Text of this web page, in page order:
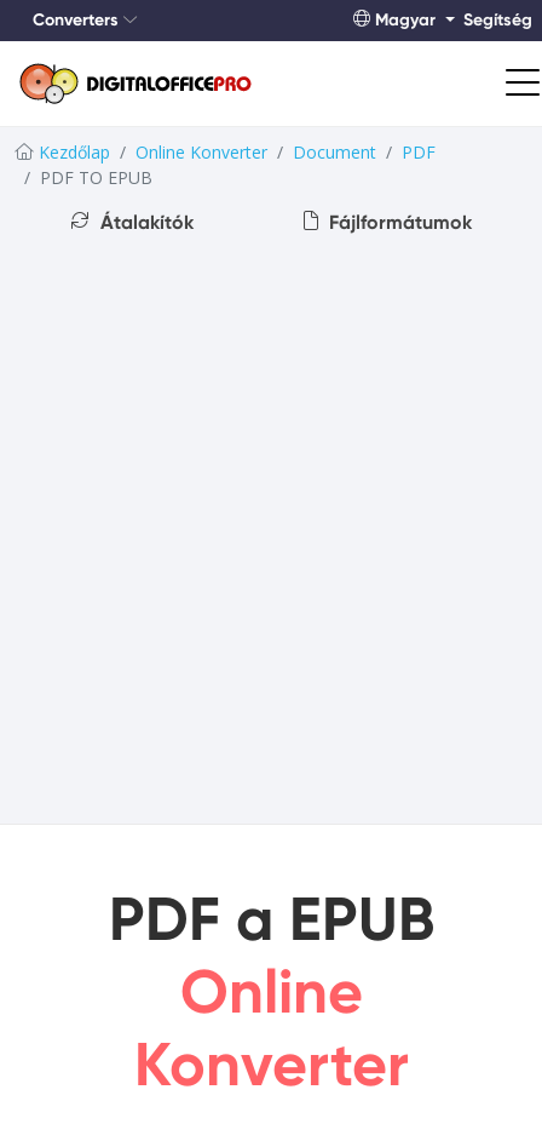
Converters Magyar Segítség
Kezdőlap Online Konverter Document
PDF
PDF TO EPUB
Átalakítók
Fájlformátumok
PDF a EPUB
Online
Konverter